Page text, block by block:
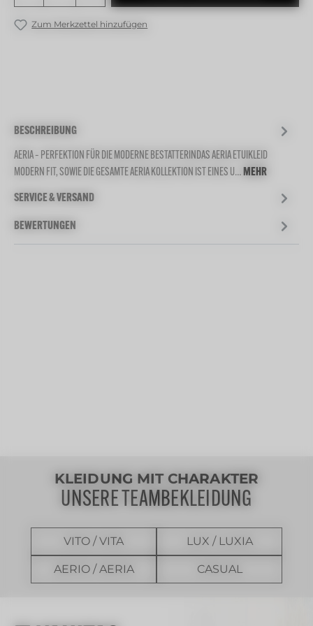
Zum Merkzettel hinzufügen
BESCHREIBUNG
AERIA – PERFEKTION FÜR DIE MODERNE BESTATTERINDAS AERIA ETUIKLEID
MODERN FIT, SOWIE DIE GESAMTE AERIA KOLLEKTION IST EINES U…MEHR
SERVICE & VERSAND
BEWERTUNGEN
KLEIDUNG MIT CHARAKTER
UNSERE TEAMBEKLEIDUNG
VITO / VITA LUX / LUXIA
AERIO / AERIA CASUAL